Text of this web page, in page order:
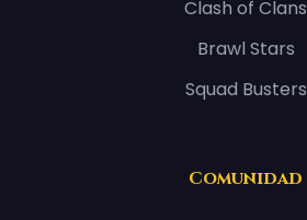
Clash of Clans
Brawl Stars
Squad Busters
Comunidad